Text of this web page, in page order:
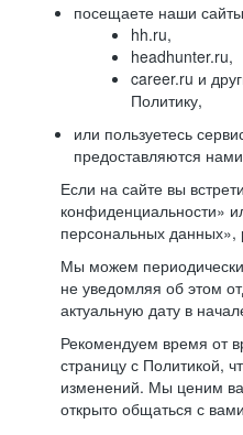
посещаете наши
hh.ru,
headhunter.ru,
career.ru и
Политику,
или пользуетесь
предоставляются
Если на сайте вы
конфиденциальности»
персональных данных»,
Мы можем
не уведомляя об этом
актуальную дату в
Рекомендуем время от
страницу с Политикой,
изменений. Мы ценим
открыто общаться с